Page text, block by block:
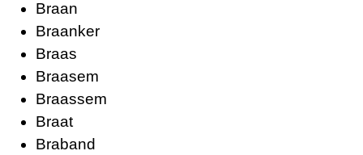
Braan
Braanker
Braas
Braasem
Braassem
Braat
Braband